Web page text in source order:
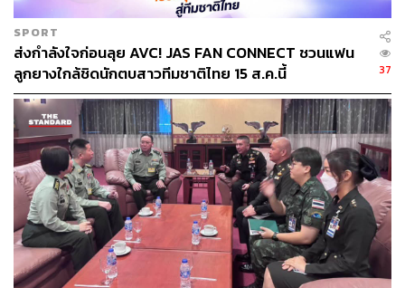
SPORT
ส่งกำลังใจก่อนลุย AVC! JAS FAN CONNECT ชวนแฟน
ลูกยางใกล้ชิดนักตบสาวทีมชาติไทย 15 ส.ค.นี้
37